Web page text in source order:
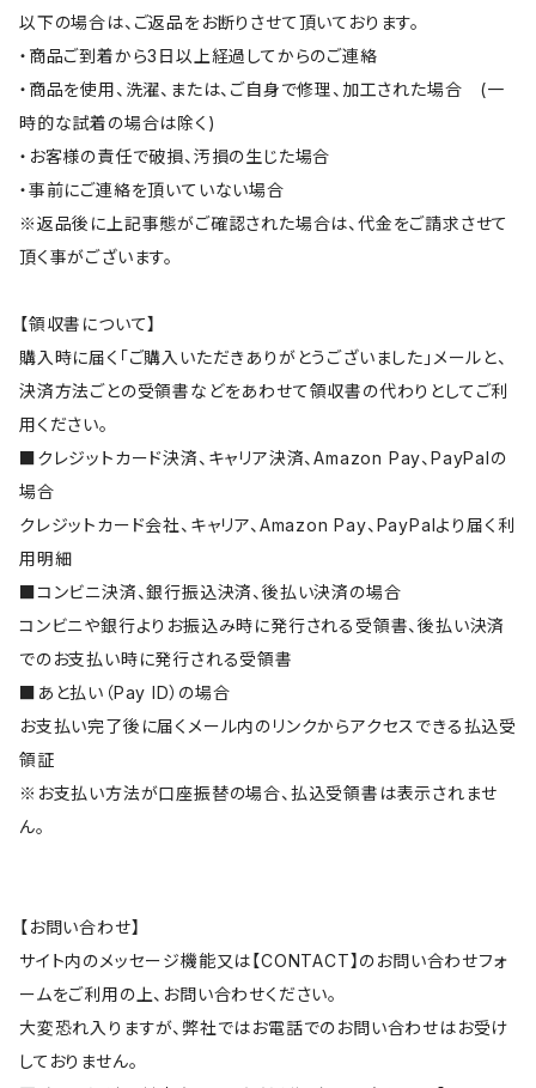
以下の場合は、ご返品をお断りさせて頂いております。
・商品ご到着から3日以上経過してからのご連絡
・商品を使用、洗濯、または、ご自身で修理、加工された場合 (一
時的な試着の場合は除く)
・お客様の責任で破損、汚損の生じた場合
・事前にご連絡を頂いていない場合
※返品後に上記事態がご確認された場合は、代金をご請求させて
頂く事がございます。
【領収書について】
購入時に届く「ご購入いただきありがとうございました」メールと、
決済方法ごとの受領書などをあわせて領収書の代わりとしてご利
用ください。
■クレジットカード決済、キャリア決済、Amazon Pay、PayPalの
場合
クレジットカード会社、キャリア、Amazon Pay、PayPalより届く利
用明細
■コンビニ決済、銀行振込決済、後払い決済の場合
コンビニや銀行よりお振込み時に発行される受領書、後払い決済
でのお支払い時に発行される受領書
■あと払い（Pay ID）の場合
お支払い完了後に届くメール内のリンクからアクセスできる払込受
領証
※お支払い方法が口座振替の場合、払込受領書は表示されませ
ん。
【お問い合わせ】
サイト内のメッセージ機能又は【CONTACT】のお問い合わせフォ
ームをご利用の上、お問い合わせください。
大変恐れ入りますが、弊社ではお電話でのお問い合わせはお受け
しておりません。